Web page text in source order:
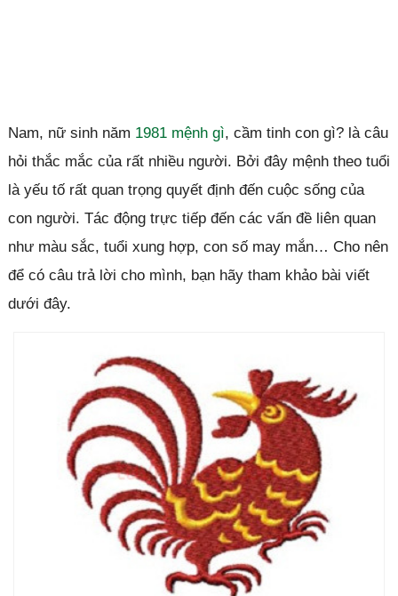
Nam, nữ sinh năm 1981 mệnh gì, cầm tinh con gì? là câu
hỏi thắc mắc của rất nhiều người. Bởi đây mệnh theo tuổi
là yếu tố rất quan trọng quyết định đến cuộc sống của
con người. Tác động trực tiếp đến các vấn đề liên quan
như màu sắc, tuổi xung hợp, con số may mắn… Cho nên
để có câu trả lời cho mình, bạn hãy tham khảo bài viết
dưới đây.